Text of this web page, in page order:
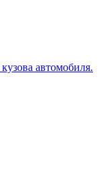
автомобиля.